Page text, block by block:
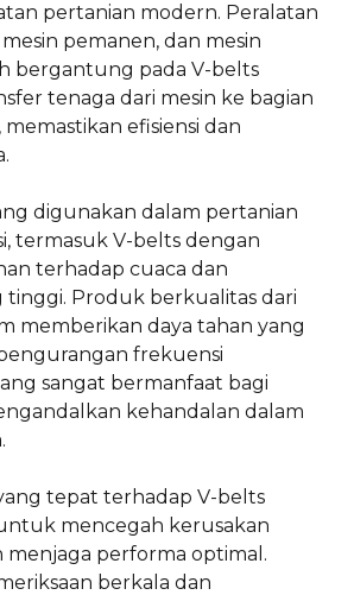
pertanian modern. Peralatan
pemanen, dan mesin
bergantung pada V-belts
tenaga dari mesin ke bagian
efisiensi dan
digunakan dalam pertanian
termasuk V-belts dengan
terhadap cuaca dan
tinggi. Produk berkualitas dari
memberikan daya tahan yang
frekuensi
sangat bermanfaat bagi
kehandalan dalam
tepat terhadap V-belts
mencegah kerusakan
menjaga performa optimal.
berkala dan